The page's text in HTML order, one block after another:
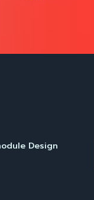
Design